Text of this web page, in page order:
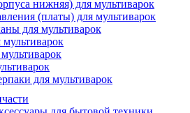
нижняя) для мультиварок
(платы) для мультиварок
для мультиварок
для мультиварок